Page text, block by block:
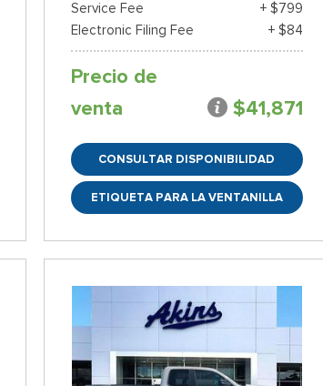
Service Fee
+ $799
Electronic Filing Fee
+ $84
Precio de
venta
$41,871
CONSULTAR DISPONIBILIDAD
ETIQUETA PARA LA VENTANILLA